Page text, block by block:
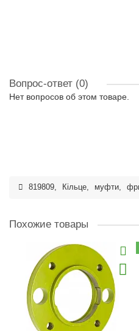
Вопрос-ответ (0)
Нет вопросов об этом товаре.
819809, Кільце, муфти,
Похожие товары